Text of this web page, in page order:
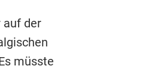
auf der
müsste